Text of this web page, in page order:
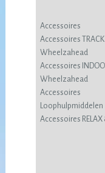
Accessoires
Accessoires TRACK
Wheelzahead
Accessoires
Wheelzahead
Accessoires
Loophulpmiddelen
Accessoires RELAX